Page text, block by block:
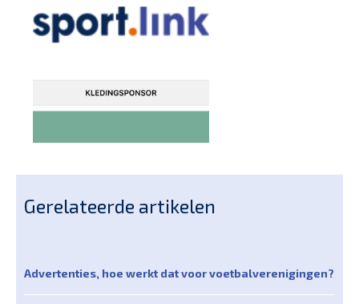
Gerelateerde artikelen
Advertenties, hoe werkt dat voor voetbalverenigingen?